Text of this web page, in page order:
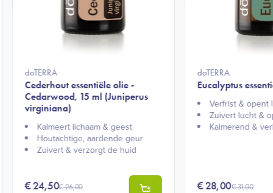
doTERRA
Cederhout essentiële olie -
Cedarwood, 15 ml (Juniperus
virginiana)
Kalmeert lichaam & geest​
Houtachtige, aardende geur​
Zuivert & verzorgt de huid​
€24,50€26,00
doTERRA
Eucalyptus
Verfrist & opent
Zuivert lucht &
Kalmerend &
€28,00€31,00